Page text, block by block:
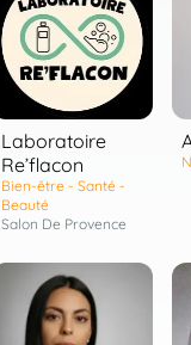
Laboratoire
Re’flacon
Bien-être - Santé -
Beauté
Salon De Provence